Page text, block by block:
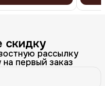
скидку
рассылку
первый заказ